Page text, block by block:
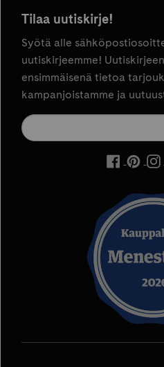
Tilaa uutiskirje!
Syötä alle
uutiskirjeemme!
ensimmäisenä tietoa
kampanjoistamme ja
uuteen